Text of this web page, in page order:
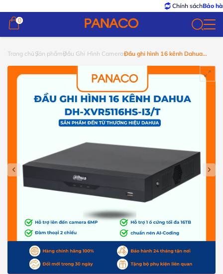
Chính sáchBảo hành –
0
0
Trang chủ Sản phẩmĐầu Ghi Hình CameraĐầu ghi hình 16 kênh Dahua